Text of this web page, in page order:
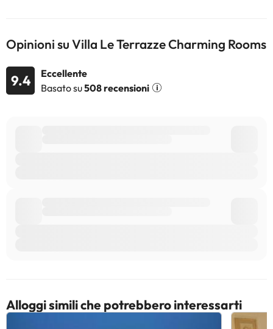
Opinioni su Villa Le Terrazze Charming Rooms
9.4
Eccellente
Basato su508 recensioni
Alloggi simili che potrebbero interessarti